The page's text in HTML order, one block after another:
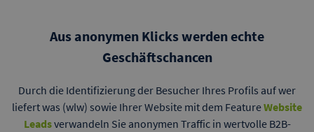
Aus anonymen Klicks werden echte
Geschäftschancen
Durch die Identifizierung der Besucher Ihres Profils auf wer
liefert was (wlw) sowie Ihrer Website mit dem FeatureWebsite
Leadsverwandeln Sie anonymen Traffic in wertvolle B2B-